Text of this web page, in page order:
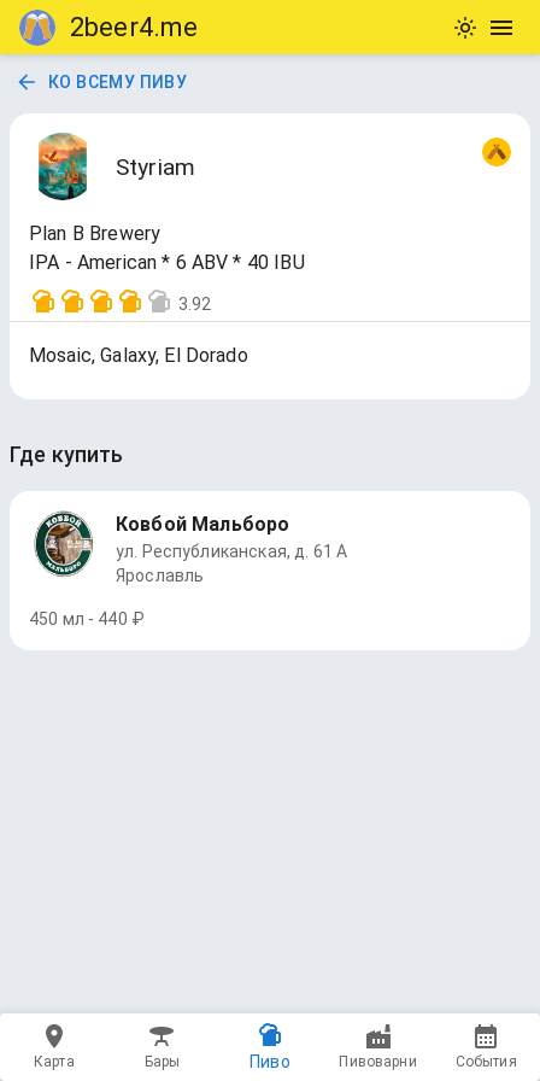
2beer4.me
КО ВСЕМУ ПИВУ
Styriam
Plan B Brewery
IPA - American * 6 ABV * 40 IBU
3.92
Mosaic, Galaxy, El Dorado
Где купить
Ковбой Мальборо
ул. Республиканская, д. 61 А
Ярославль
450 мл - 440 ₽
Карта Бары Пиво Пивоварни События